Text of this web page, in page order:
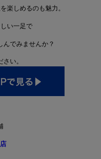
楽しめるのも魅力。
い一足で
んでみませんか？
い。